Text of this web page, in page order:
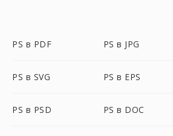
PS в PDF PS в JPG
PS в SVG PS в EPS
PS в PSD PS в DOC